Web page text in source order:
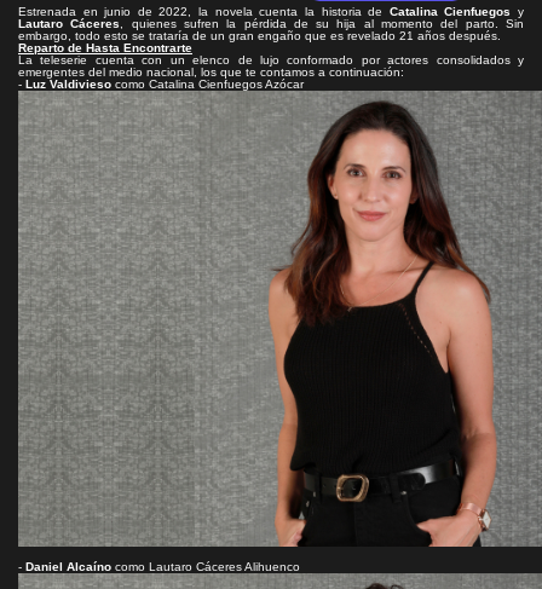
Estrenada en junio de 2022, la novela cuenta la historia de Catalina Cienfuegos
y
Lautaro Cáceres
, quienes sufren la pérdida de su hija al momento del parto. Sin
embargo, todo esto se trataría de un gran engaño que es revelado 21 años después.
Reparto de Hasta Encontrarte
La teleserie cuenta con un elenco de lujo conformado por actores consolidados y
emergentes del medio nacional, los que te contamos a continuación:
- Luz Valdivieso como Catalina Cienfuegos Azócar
- Daniel Alcaíno como Lautaro Cáceres Alihuenco